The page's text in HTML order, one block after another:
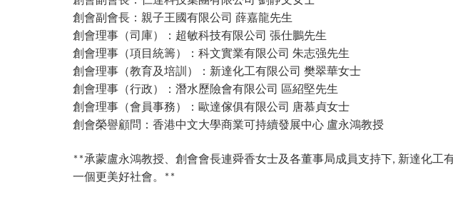
創會副會長：親子王國有限公司 薛嘉龍先生
創會理事（司庫）：超敏科技有限公司 張仕鵬先生
創會理事（項目統籌）：科文實業有限公司 朱志强先生
創會理事（教育及培訓）：新達化工有限公司 樊翠華女士
創會理事（行政）：潛水歷險會有限公司 區紹堅先生
創會理事（會員事務）：歐達傢俱有限公司 唐慕貞女士
創會榮譽顧問：香港中文大學商業可持續發展中心 盧永鴻教授
**承蒙盧永鴻教授、創會會長連舜香女士及各董事局成員支持下, 新達化工
一個更美好社會。
**